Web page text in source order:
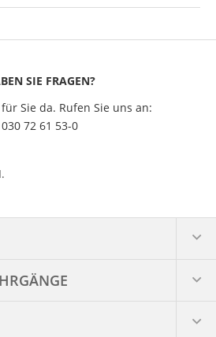
SIE FRAGEN?
Sie da. Rufen Sie uns an:
030 72 61 53-0